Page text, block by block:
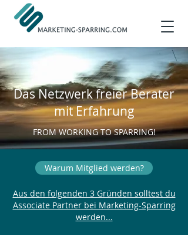
Das Netzwerk freier Berater
mit Erfahrung
FROM WORKING TO SPARRING!
Warum Mitglied werden?
Aus den folgenden 3 Gründen solltest du
Associate Partner bei Marketing-Sparring
werden...